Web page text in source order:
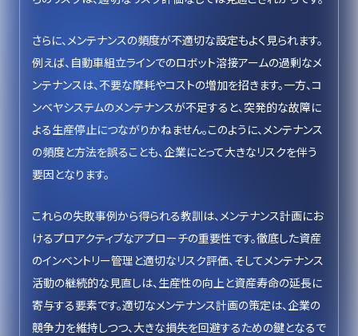
さらに、メンテナンスの頻度が不適切な設定もよく見られます。
例えば、自動車組立ラインでのロボット溶接アームの過剰なメ
ンテナンスは、不要な摩耗やコストの増加を招きます。一方、コ
ンベヤシステムのメンテナンスが不足すると、突発的な故障に
よる生産停止につながりかねません。このように、メンテナンス
の頻度と方法を誤ることも、企業にとって大きなリスクを伴う
要因となります。
これらの失敗事例から得られる教訓は、メンテナンス計画にお
けるプロアクティブなアプローチの重要性です。徹底した資産
のインベントリー管理と適切なリスク評価、そしてメンテナンス
活動の継続的な見直しは、生産性の向上と資産寿命の延長に
寄与する要素です。適切なメンテナンス計画の策定は、企業の
競争力を維持しつつ、大きな損失を回避するための鍵となるで